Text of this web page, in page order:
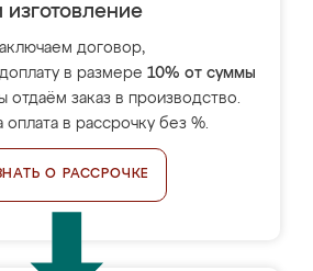
изготовление
договор,
в размере 10% от суммы
отдаём заказ в производство.
в рассрочку без %.
О РАССРОЧКЕ